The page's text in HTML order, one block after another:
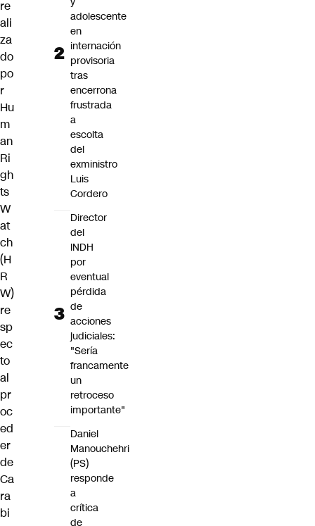
re
ali
za
do
po
r
Hu
m
an
Ri
gh
ts
W
at
ch
(H
R
W)
re
sp
ec
to
al
pr
oc
ed
er
de
Ca
ra
bi
adolescente
en
internación
provisoria
tras
encerrona
frustrada
a
escolta
del
exministro
Luis
Cordero
Director
del
INDH
por
eventual
pérdida
de
acciones
judiciales:
"Sería
francamente
un
retroceso
importante"
Daniel
Manouchehri
(PS)
responde
a
crítica
de